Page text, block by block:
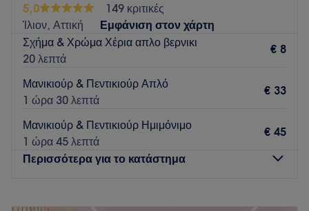
5,0
149 κριτικές
Ίλιον, Αττική
Εμφάνιση στον χάρτη
Σχήμα & Χρώμα Χέρια απλο βερνικι
20 λεπτά
€ 8
Μανικιούρ & Πεντικιούρ Απλό
1 ώρα 30 λεπτά
€ 33
Μανικιούρ & Πεντικιούρ Ημιμόνιμο
1 ώρα 45 λεπτά
€ 45
Περισσότερα για το κατάστημα